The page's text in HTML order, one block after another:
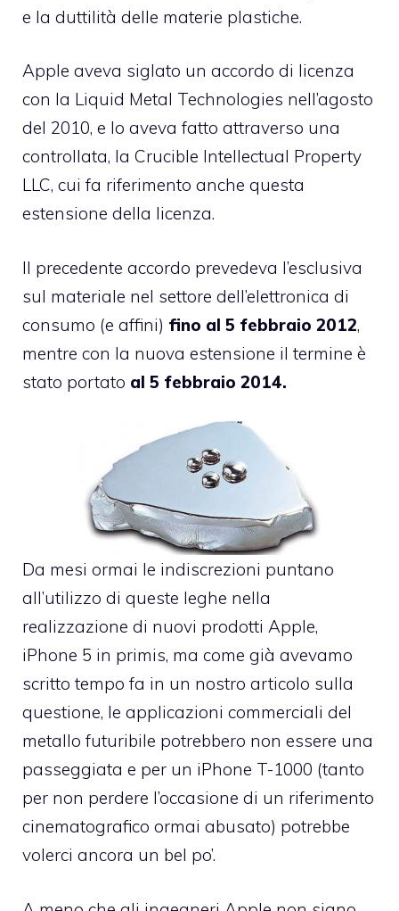
e la duttilità delle materie plastiche.
Apple aveva siglato un accordo di licenza
con la Liquid Metal Technologies nell’agosto
del 2010, e lo aveva fatto attraverso una
controllata, la Crucible Intellectual Property
LLC, cui fa riferimento anche questa
estensione della licenza.
Il precedente accordo prevedeva l’esclusiva
sul materiale nel settore dell’elettronica di
consumo (e affini) fino al 5 febbraio 2012,
mentre con la nuova estensione il termine è
stato portato al 5 febbraio 2014.
Da mesi ormai le indiscrezioni puntano
all’utilizzo di queste leghe nella
realizzazione di nuovi prodotti Apple,
iPhone 5 in primis, ma come già avevamo
scritto tempo fa in un nostro articolo sulla
questione, le applicazioni commerciali del
metallo futuribile potrebbero non essere una
passeggiata e per un iPhone T-1000 (tanto
per non perdere l’occasione di un riferimento
cinematografico ormai abusato) potrebbe
volerci ancora un bel po’.